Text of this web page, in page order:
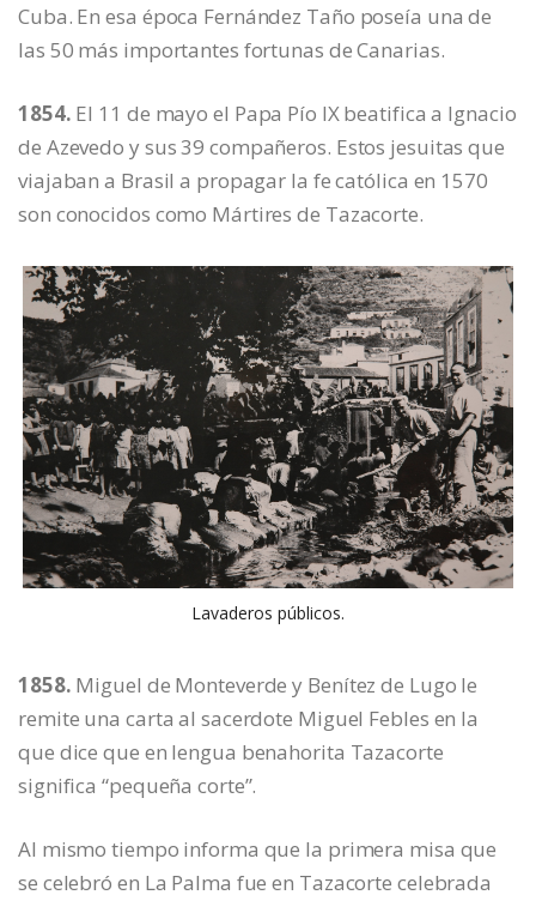
Cuba. En esa época Fernández Taño poseía una de
las 50 más importantes fortunas de Canarias.
1854. El 11 de mayo el Papa Pío IX beatifica a Ignacio
de Azevedo y sus 39 compañeros. Estos jesuitas que
viajaban a Brasil a propagar la fe católica en 1570
son conocidos como Mártires de Tazacorte.
Lavaderos públicos.
1858. Miguel de Monteverde y Benítez de Lugo le
remite una carta al sacerdote Miguel Febles en la
que dice que en lengua benahorita Tazacorte
significa “pequeña corte”.
Al mismo tiempo informa que la primera misa que
se celebró en La Palma fue en Tazacorte celebrada